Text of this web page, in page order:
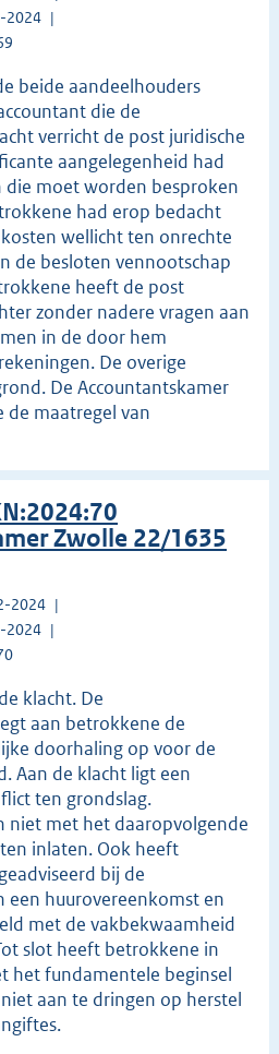
2024
beide aandeelhouders
die de
verricht de post juridische
aangelegenheid had
moet worden besproken
had erop bedacht
wellicht ten onrechte
de besloten vennootschap
heeft de post
zonder nadere vragen aan
in de door hem
De overige
De Accountantskamer
de maatregel van
Zwolle 22/1635
2024
2024
klacht. De
aan betrokkene de
doorhaling op voor de
Aan de klacht ligt een
ten grondslag.
niet met het daaropvolgende
inlaten. Ook heeft
bij de
huurovereenkomst en
met de vakbekwaamheid
slot heeft betrokkene in
het fundamentele beginsel
aan te dringen op herstel